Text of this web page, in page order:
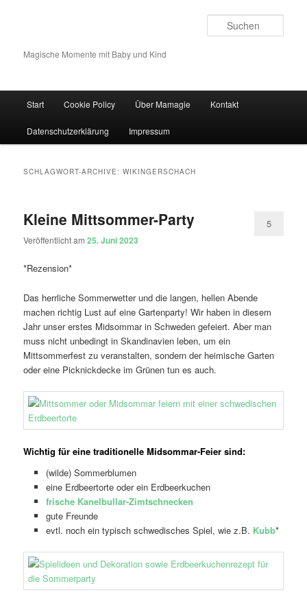
Magische Momente mit Baby und Kind
Zum Inhalt wechseln
Zum sekundären Inhalt wechseln
Start Cookie Policy Über Mamagie Kontakt
Datenschutzerklärung Impressum
SCHLAGWORT-ARCHIVE:WIKINGERSCHACH
Kleine Mittsommer-Party
Veröffentlicht am25. Juni 2023
5
*Rezension*
Das herrliche Sommerwetter und die langen, hellen Abende
machen richtig Lust auf eine Gartenparty! Wir haben in diesem
Jahr unser erstes Midsommar in Schweden gefeiert. Aber man
muss nicht unbedingt in Skandinavien leben, um ein
Mittsommerfest zu veranstalten, sondern der heimische Garten
oder eine Picknickdecke im Grünen tun es auch.
Wichtig für eine traditionelle Midsommar-Feier sind:
(wilde) Sommerblumen
eine Erdbeertorte oder ein Erdbeerkuchen
frische Kanelbullar-Zimtschnecken
gute Freunde
evtl. noch ein typisch schwedisches Spiel, wie z.B. Kubb*